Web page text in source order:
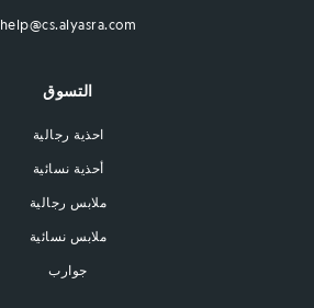
help@cs.alyasra.com
التسوق
احذية رجالية
أحذية نسائية
ملابس رجالية
ملابس نسائية
جوارب